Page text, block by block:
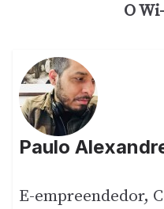
O
Paulo
E-empreendedor,